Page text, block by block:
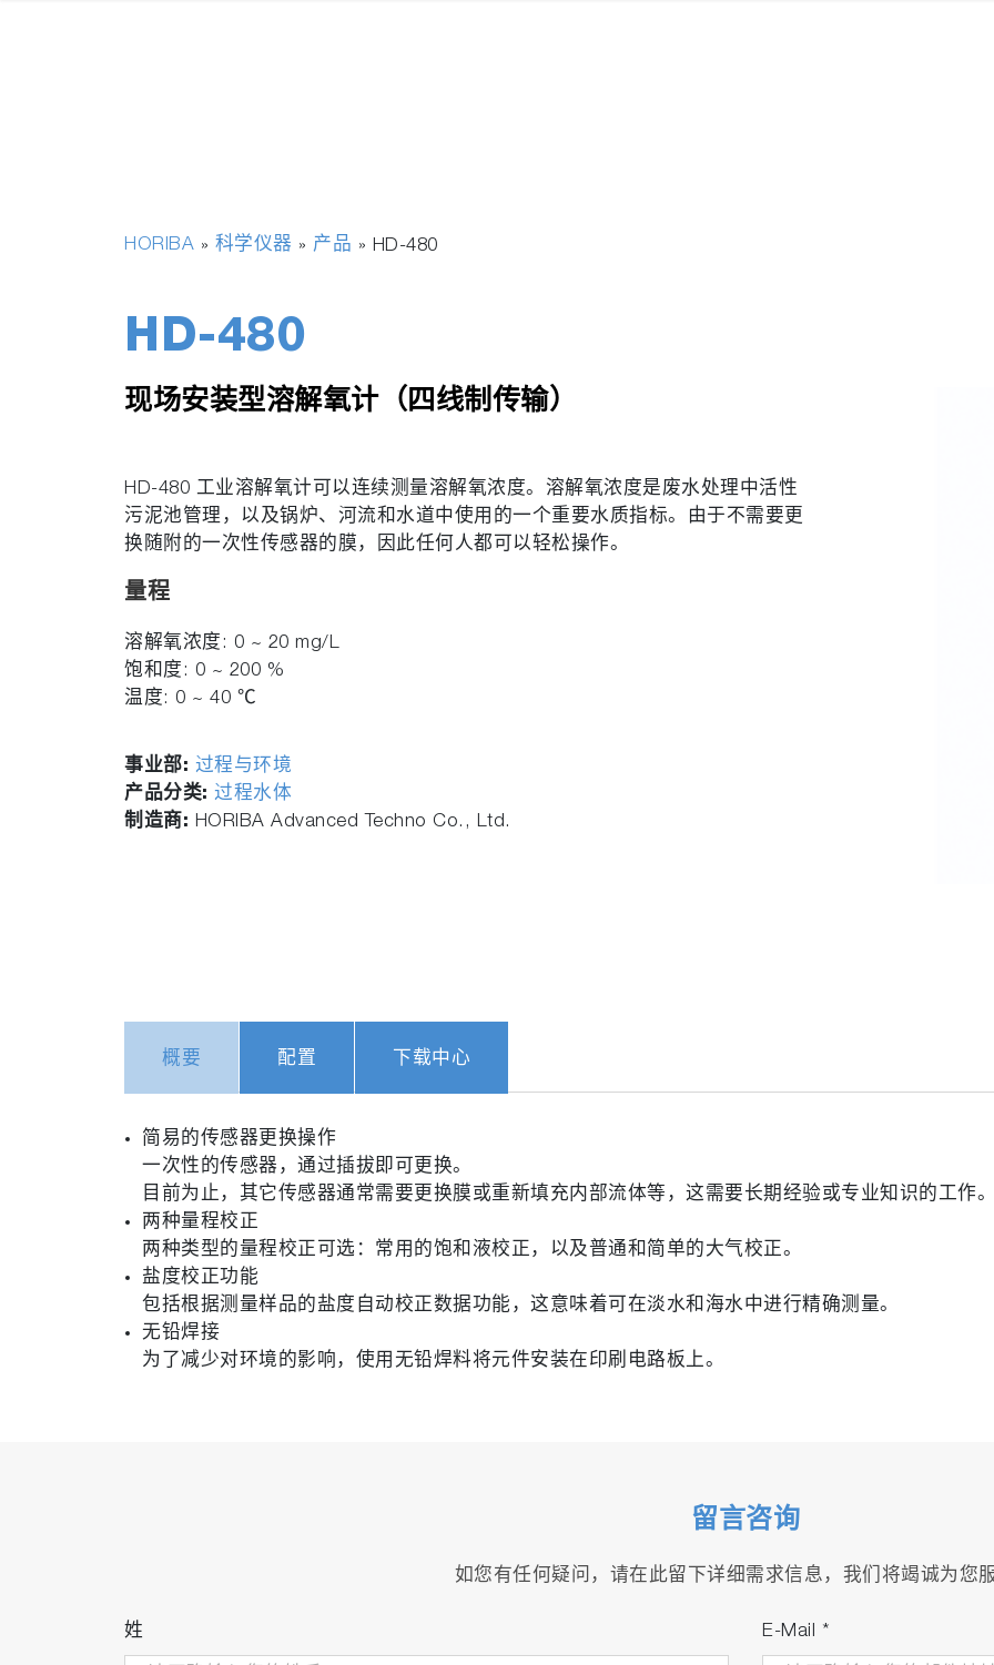
HORIBA » 科学仪器 » 产品 » HD-480
HD-480
现场安装型溶解氧计（四线制传输）
HD-480 工业溶解氧计可以连续测量溶解氧浓度。溶解氧浓度是废水处理中活性
污泥池管理，以及锅炉、河流和水道中使用的一个重要水质指标。由于不需要更
换随附的一次性传感器的膜，因此任何人都可以轻松操作。
量程
溶解氧浓度: 0 ~ 20 mg/L
饱和度: 0 ~ 200 %
温度: 0 ~ 40 ℃
事业部: 过程与环境
产品分类: 过程水体
制造商: HORIBA Advanced Techno Co., Ltd.
概要 配置 下载中心
简易的传感器更换操作
一次性的传感器，通过插拔即可更换。
目前为止，其它传感器通常需要更换膜或重新填充内部流体等，这需要长期经验或专业知识的工作
两种量程校正
两种类型的量程校正可选：常用的饱和液校正，以及普通和简单的大气校正。
盐度校正功能
包括根据测量样品的盐度自动校正数据功能，这意味着可在淡水和海水中进行精确测量。
无铅焊接
为了减少对环境的影响，使用无铅焊料将元件安装在印刷电路板上。
留言咨询
如您有任何疑问，请在此留下详细需求信息，我们将竭诚为您
姓 E-Mail *